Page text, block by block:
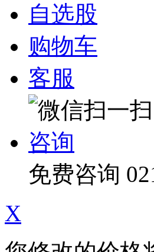
自选股
购物车
客服
咨询
免费咨询
X